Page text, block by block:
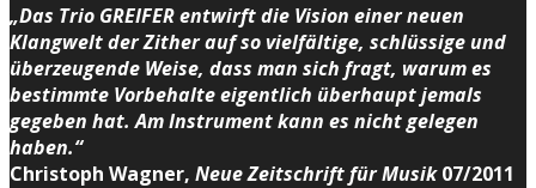
„Das Trio GREIFER entwirft die Vision einer neuen
Klangwelt der Zither auf so vielfältige, schlüssige und
überzeugende Weise, dass man sich fragt, warum es
bestimmte Vorbehalte eigentlich überhaupt jemals
gegeben hat. Am Instrument kann es nicht gelegen
haben.“
Christoph Wagner, Neue Zeitschrift für Musik07/2011